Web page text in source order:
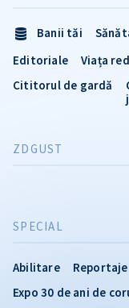
SPECIAL
Abilitare Reportaje
Expo 30 de ani de
Banii tăi
Editoriale
Viața
Cititorul de gardă
ZDGUST